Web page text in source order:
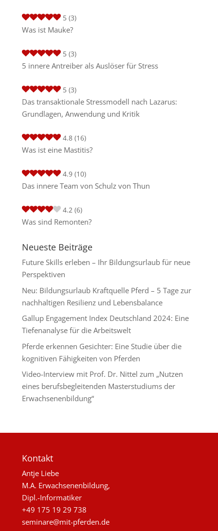
5 (3)
Was ist Mauke?
5 (3)
5 innere Antreiber als Auslöser für Stress
5 (3)
Das transaktionale Stressmodell nach Lazarus:
Grundlagen, Anwendung und Kritik
4.8 (16)
Was ist eine Mastitis?
4.9 (10)
Das innere Team von Schulz von Thun
4.2 (6)
Was sind Remonten?
Neueste Beiträge
Future Skills erleben – Ihr Bildungsurlaub für neue
Perspektiven
Neu: Bildungsurlaub Kraftquelle Pferd – 5 Tage zur
nachhaltigen Resilienz und Lebensbalance
Gallup Engagement Index Deutschland 2024: Eine
Tiefenanalyse für die Arbeitswelt
Pferde erkennen Gesichter: Eine Studie über die
kognitiven Fähigkeiten von Pferden
Video-Interview mit Prof. Dr. Nittel zum „Nutzen
eines berufsbegleitenden Masterstudiums der
Erwachsenenbildung“
Kontakt
Antje Liebe
M.A. Erwachsenenbildung,
Dipl.-Informatiker
+49 175 19 29 738
seminare@mit-pferden.de